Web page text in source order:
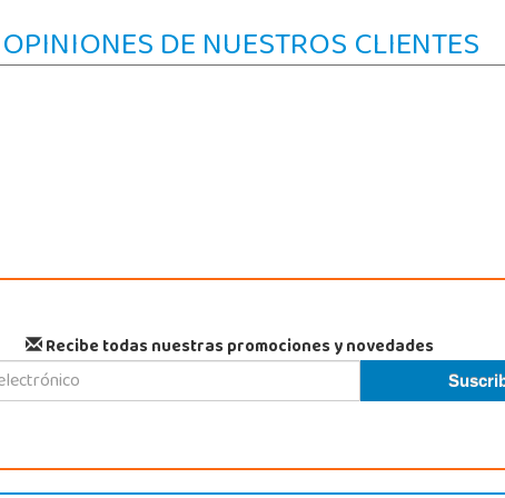
OPINIONES DE NUESTROS CLIENTES
Recibe todas nuestras promociones y novedades